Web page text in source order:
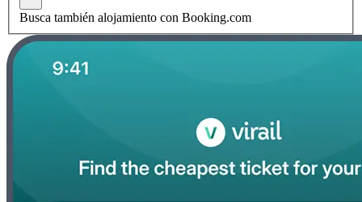
Busca también alojamiento con Booking.com